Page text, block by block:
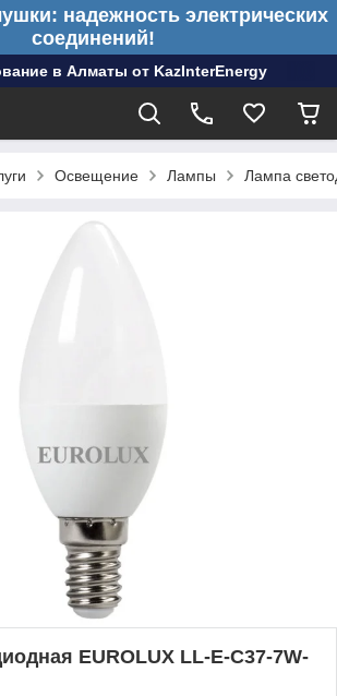
надежность электрических
соединений!
в Алматы от KazInterEnergy
Освещение Лампы Лампа
EUROLUX LL-E-C37-7W-